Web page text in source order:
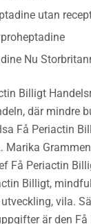
utan
Nu
Billigt
där mindre
Få Periactin
Marika
Få Periactin
Billigt,
vila.
är den